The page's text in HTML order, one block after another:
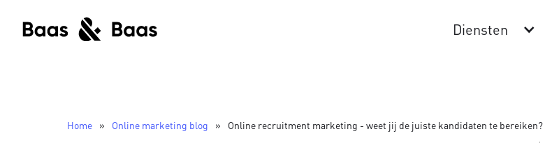
Diensten
Home » Online marketing blog » Online recruitment marketing - weet jij de juiste kandidaten te bereiken?